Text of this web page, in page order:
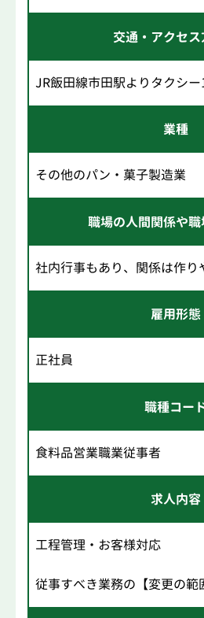
交通・アクセ
JR飯田線市田駅よりタクシ
業種
その他のパン・菓子製造業
職場の人間関係や
社内行事もあり、関係は作り
雇用形態
正社員
職種コー
食料品営業職業従事者
求人内容
工程管理・お客様対応
従事すべき業務の【変更の範